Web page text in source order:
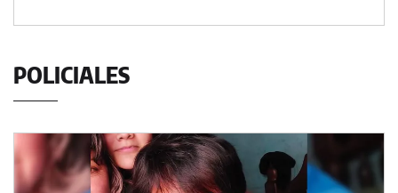
POLICIALES